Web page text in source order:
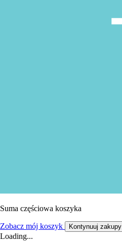
Suma częściowa koszyka
Zobacz mój koszyk Kontynuuj zakupy
Loading...